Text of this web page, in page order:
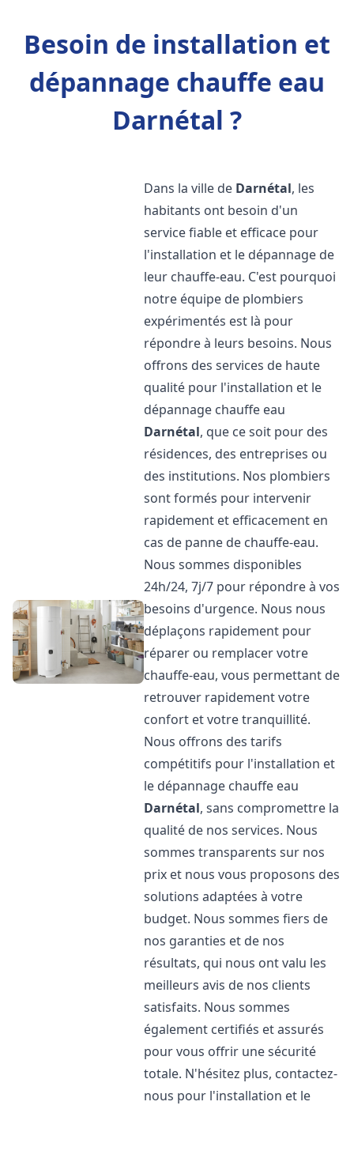
Besoin de installation et
dépannage chauffe eau
Darnétal ?
Dans la ville de Darnétal, les
habitants ont besoin d'un
service fiable et efficace pour
l'installation et le dépannage de
leur chauffe-eau. C'est pourquoi
notre équipe de plombiers
expérimentés est là pour
répondre à leurs besoins. Nous
offrons des services de haute
qualité pour l'installation et le
dépannage chauffe eau
Darnétal, que ce soit pour des
résidences, des entreprises ou
des institutions. Nos plombiers
sont formés pour intervenir
rapidement et efficacement en
cas de panne de chauffe-eau.
Nous sommes disponibles
24h/24, 7j/7 pour répondre à vos
besoins d'urgence. Nous nous
déplaçons rapidement pour
réparer ou remplacer votre
chauffe-eau, vous permettant de
retrouver rapidement votre
confort et votre tranquillité.
Nous offrons des tarifs
compétitifs pour l'installation et
le dépannage chauffe eau
Darnétal, sans compromettre la
qualité de nos services. Nous
sommes transparents sur nos
prix et nous vous proposons des
solutions adaptées à votre
budget. Nous sommes fiers de
nos garanties et de nos
résultats, qui nous ont valu les
meilleurs avis de nos clients
satisfaits. Nous sommes
également certifiés et assurés
pour vous offrir une sécurité
totale. N'hésitez plus, contactez-
nous pour l'installation et le